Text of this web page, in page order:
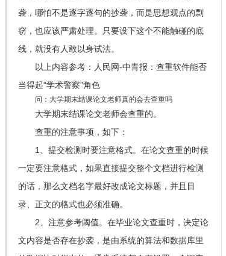
袭，哪怕不是逐字逐句的抄袭，而是思想观点的剽
窃，也应该严肃处理。只要设下这个不能触碰的底
线，就没有人敢以身试法。
以上内容参考：人民网-中青报：查重软件能否
当得起“学术警察”角色
问：大学期末结课论文老师真的会去查重吗
大学期末结课论文老师会查重的。
查重的注意事项，如下：
1、提交检测时要注意格式。在论文查重的时候
一定要注意格式，如果直接提交整个文档进行检测
的话，那么文档名字最好改成论文标题，并且目
录、正文的格式也必须准确。
2、注意参考阈值。在毕业论文查重时，决定论
文内容是否存在抄袭，是由系统的算法和数据库里